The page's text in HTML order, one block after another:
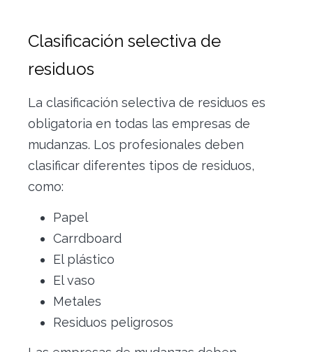
Alquiler vacacional
Clasificación selectiva de
residuos
La clasificación selectiva de residuos es
obligatoria en todas las empresas de
mudanzas. Los profesionales deben
clasificar diferentes tipos de residuos,
como:
Papel
Carrdboard
El plástico
El vaso
Metales
Residuos peligrosos